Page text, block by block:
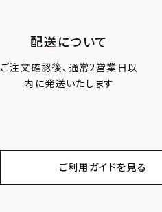
PRICE
〜
配送について
ご注文確認後、通常2営業日以
内に発送いたします
ご利用ガイドを見る